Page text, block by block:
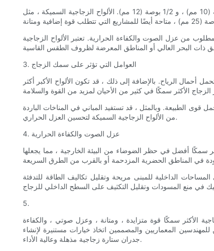
عندما يتعلق الأمر بسمك الزجاج المستخدم في جدران الستار ، هناك العديد من الخيارات المتاحة. السمك الأكثر شيوعا هي 1/4 بوصة (6 مم) ، 3/8 بوصة (10 مم) ، و 1/2 بوصة (12 مم). الألواح الزجاجية السميكة ، مثل
من عزل الصوت والكفاءة الحرارية. تعتبر الألواح الزجاجية
3. العوامل التي تؤثر على سمك الزجاج
الرياح. بالإضافة إلى ذلك ، قد تكون الألواح الأكبر أكثر
الطبيعة. وبالمثل ، قد تستفيد المباني في المناخات الباردة
من الألواح الزجاجية السميكة لتحسين العزل الحراري.
4. عزل الصوت والكفاءة الحرارية
سمكًا أفضل في حظر الضوضاء من البيئة الخارجية ، مما يجعلها
الداخلية للمبنى مريحة وتقليل تكاليف الطاقة للتدفئة
5.
الأكثر سمكًا قوة متزايدة ، ومتانة ، وعزل صوتي ، والكفاءة
المعماريين والمصممين اتخاذ خيارات مستنيرة لإنشاء
جدران ستارة زجاجية مذهلة وعالية الأداء.